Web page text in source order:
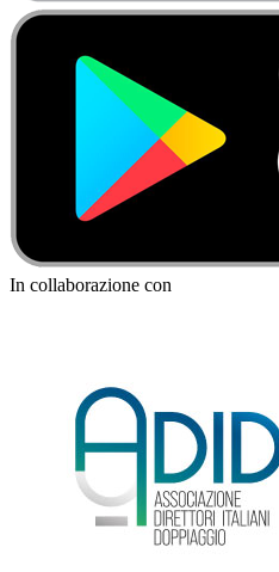
In collaborazione con